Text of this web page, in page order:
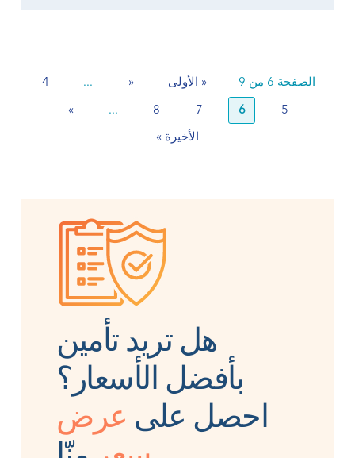
الصفحة 6 من 9 « الأولى «
...
4
5
6
7
8
...
»
الأخيرة »
هل تريد تأمين
بأفضل الأسعار؟
احصل على عرض